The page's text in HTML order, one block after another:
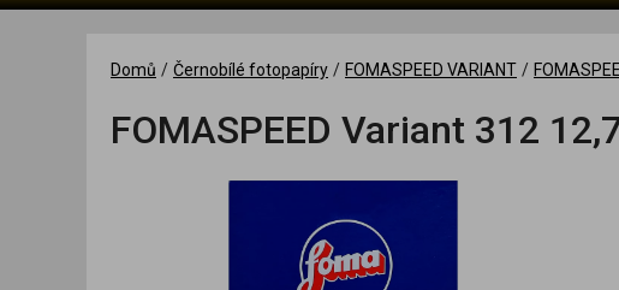
Domů / Černobílé fotopapíry / FOMASPEED VARIANT /
FOMASPEED Variant 312